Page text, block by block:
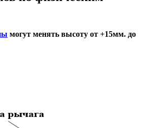
могут менять высоту от +15мм. до